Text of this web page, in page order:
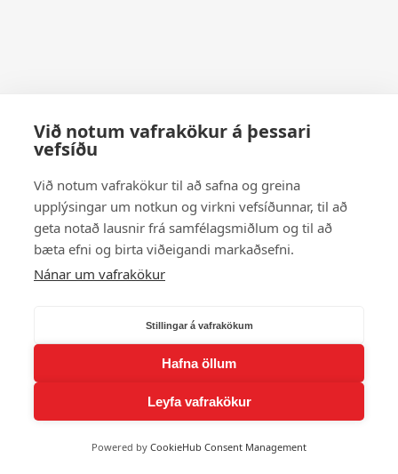
Við notum vafrakökur á þessari
vefsíðu
Við notum vafrakökur til að safna og greina
upplýsingar um notkun og virkni vefsíðunnar, til að
geta notað lausnir frá samfélagsmiðlum og til að
bæta efni og birta viðeigandi markaðsefni.
Nánar um vafrakökur
Stillingar á vafrakökum
Hafna öllum
Leyfa vafrakökur
Powered by CookieHub Consent Management